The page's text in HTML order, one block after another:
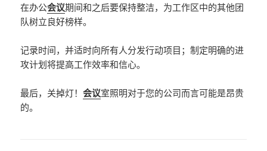
在办公会议期间和之后要保持整洁，为工作区中的其他团
队树立良好榜样。
记录时间，并适时向所有人分发行动项目；制定明确的进
攻计划将提高工作效率和信心。
最后，关掉灯！会议室照明对于您的公司而言可能是昂贵
的。